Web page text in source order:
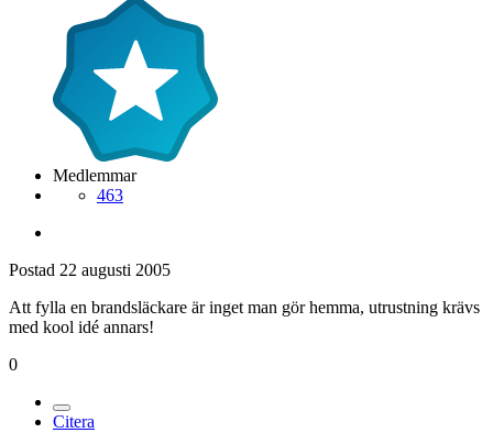
Medlemmar
463
Postad 22 augusti 2005
Att fylla en brandsläckare är inget man gör hemma, utrustning krävs
med kool idé annars!
0
Citera